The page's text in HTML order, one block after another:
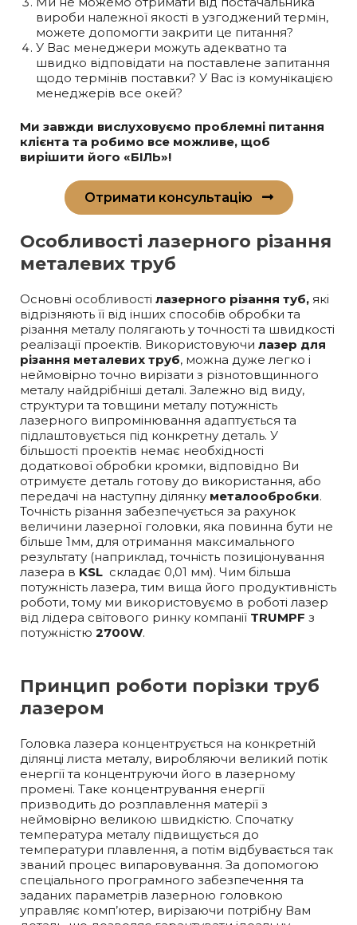
вироби належної якості в узгоджений термін,
можете допомогти закрити це питання?
У Вас менеджери можуть адекватно та
швидко відповідати на поставлене запитання
щодо термінів поставки? У Вас із комунікацією
менеджерів все окей?
Ми завжди вислуховуємо проблемні питання
клієнта та робимо все можливе, щоб
вирішити його «БІЛЬ»!
Отримати консультацію
Особливості лазерного різання
металевих труб
Основні особливості лазерного різання туб, які
відрізняють її від інших способів обробки та
різання металу полягають у точності та швидкості
реалізації проектів. Використовуючи лазер для
різання металевих труб, можна дуже легко і
неймовірно точно вирізати з різнотовщинного
металу найдрібніші деталі. Залежно від виду,
структури та товщини металу потужність
лазерного випромінювання адаптується та
підлаштовується під конкретну деталь. У
більшості проектів немає необхідності
додаткової обробки кромки, відповідно Ви
отримуєте деталь готову до використання, або
передачі на наступну ділянку металообробки.
Точність різання забезпечується за рахунок
величини лазерної головки, яка повинна бути не
більше 1мм, для отримання максимального
результату (наприклад, точність позиціонування
лазера в KSL складає 0,01 мм). Чим більша
потужність лазера, тим вища його продуктивність
роботи, тому ми використовуємо в роботі лазер
від лідера світового ринку компанії TRUMPF з
потужністю 2700W.
Принцип роботи порізки труб
лазером
Головка лазера концентрується на конкретній
ділянці листа металу, виробляючи великий потік
енергії та концентруючи його в лазерному
промені. Таке концентрування енергії
призводить до розплавлення матерії з
неймовірно великою швидкістю. Спочатку
температура металу підвищується до
температури плавлення, а потім відбувається так
званий процес випаровування. За допомогою
спеціального програмного забезпечення та
заданих параметрів лазерною головкою
управляє комп’ютер, вирізаючи потрібну Вам